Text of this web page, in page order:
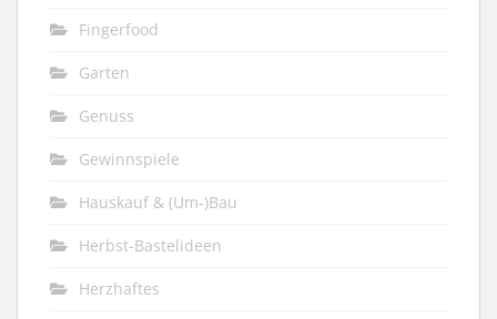
Fingerfood
Garten
Genuss
Gewinnspiele
Hauskauf & (Um-)Bau
Herbst-Bastelideen
Herzhaftes